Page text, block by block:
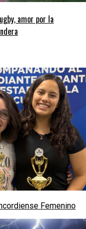
amor por la
Femenino